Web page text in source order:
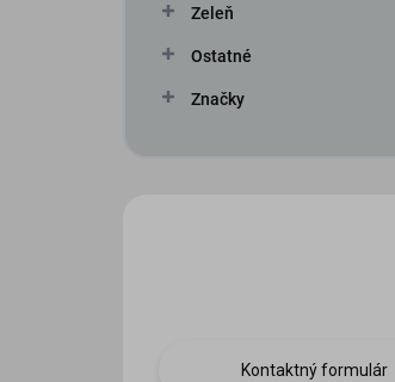
Zeleň
Ostatné
Značky
Kontaktný formulár